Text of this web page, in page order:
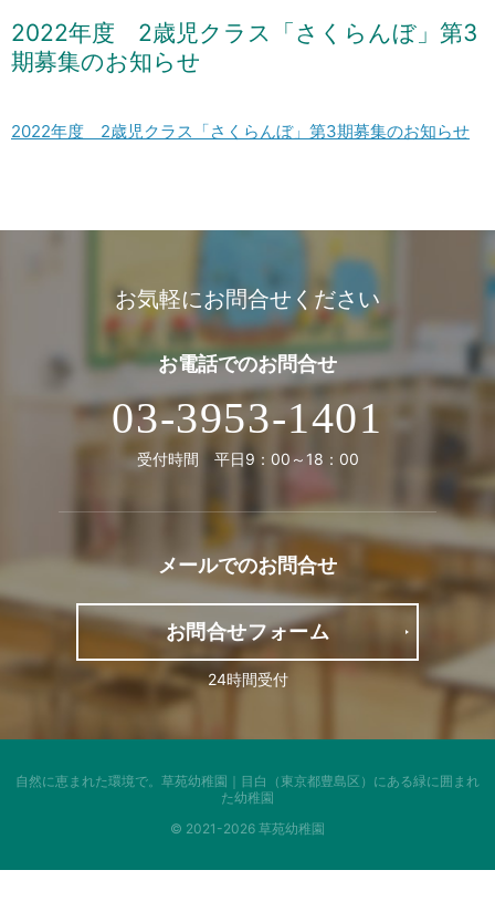
2022年度 2歳児クラス「さくらんぼ」第3
期募集のお知らせ
2022年度 2歳児クラス「さくらんぼ」第3期募集のお知らせ
お気軽にお問合せください
お電話でのお問合せ
03-3953-1401
受付時間 平日9：00～18：00
メールでのお問合せ
お問合せフォーム
24時間受付
© 2021-2026 草苑幼稚園
自然に恵まれた環境で。 草苑幼稚園｜目白（東京都豊島区）にある緑に囲まれ
た幼稚園